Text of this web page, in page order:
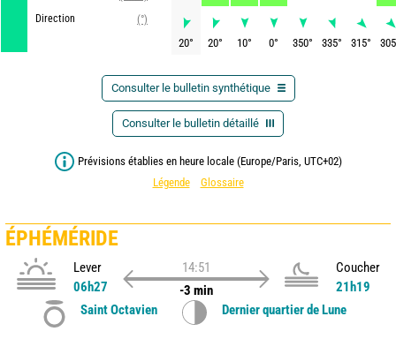
Direction
(°)
20° 20° 10° 0° 350° 335° 315° 305
Consulter le bulletin synthétique
Consulter le bulletin détaillé
Prévisions établies en heure locale (Europe/Paris, UTC+02)
Légende
Glossaire
ÉPHÉMÉRIDE
Lever
06h27
14:51
-3 min
Coucher
21h19
Saint Octavien
Dernier quartier de Lune